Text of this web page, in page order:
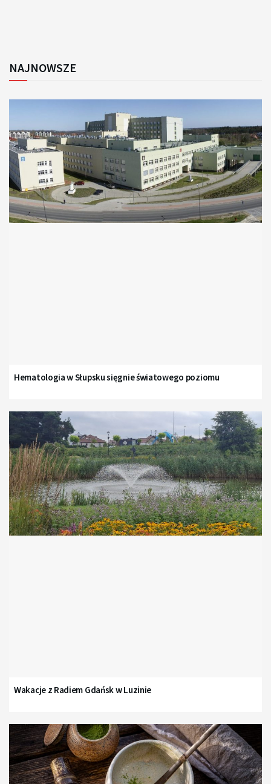
NAJNOWSZE
Hematologia w Słupsku sięgnie światowego poziomu
Wakacje z Radiem Gdańsk w Luzinie